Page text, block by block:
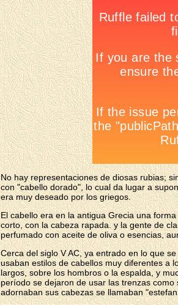
No hay representaciones de diosas rubias;
con "cabello dorado", lo cual da lugar a
era muy deseado por los griegos.
El cabello era en la antigua Grecia una
corto, con la cabeza rapada. y la gente de
perfumado con aceite de oliva o esencias,
Cerca del siglo V AC, ya entrado en lo que
usaban estilos de cabellos muy diferentes a
largos, sobre los hombros o la espalda, y
período se dejaron de usar las trenzas
adornaban sus cabezas se llamaban